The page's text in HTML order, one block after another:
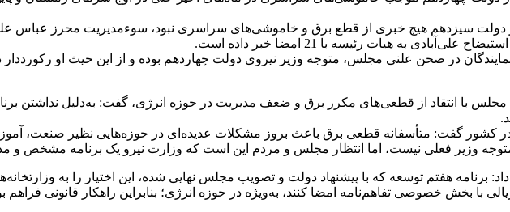
سیزدهم هیچ خبری از قطع برق و خاموشی‌های سراسری نبود، سوءمدیریت محرز عباس
به هیات رئیسه با 21 امضا خبر داده است.
در صحن علنی مجلس، متوجه وزیر نیروی دولت چهاردهم بوده و از این حیث او
با انتقاد از قطعی‌های مکرر برق و ضعف مدیریت در حوزه انرژی، گفت: به‌دلیل نداشتن
در کشور گفت: متأسفانه قطعی برق باعث بروز مشکلات عدیده‌ای در حوزه‌هایی نظیر
وزیر فعلی نیست، اما انتظار مجلس و مردم این است که وزارت نیرو یک برنامه مشخص و